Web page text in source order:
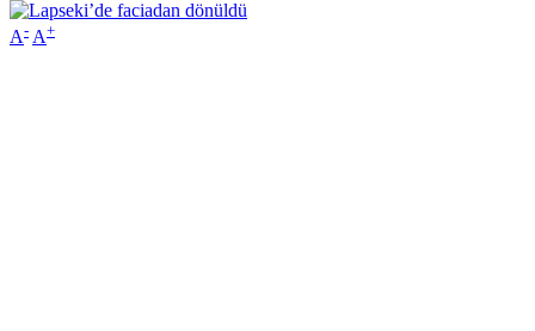
A- A+